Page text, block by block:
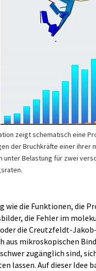
zeigt schematisch eine
der Bruchkräfte einer ihrer
unter Belastung für zwei
wie die Funktionen, die
die Fehler im
die Creutzfeldt-
aus mikroskopischen
zugänglich sind,
lassen. Auf dieser Idee